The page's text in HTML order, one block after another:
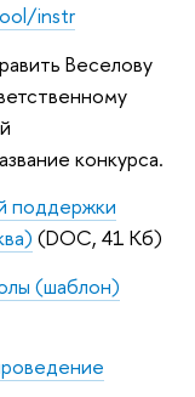
instr
Веселову
конкурса.
поддержки
(DOC, 41 Кб)
(шаблон)